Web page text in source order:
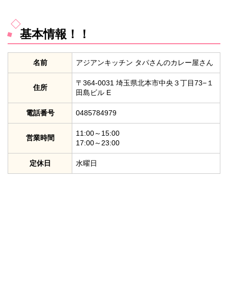
基本情報！！
名前 アジアンキッチン タパさんのカレー屋さん
住所
〒364-0031 埼玉県北本市中央３丁目73−１
田島ビル E
電話番号 0485784979
営業時間
11:00～15:00
17:00～23:00
定休日 水曜日